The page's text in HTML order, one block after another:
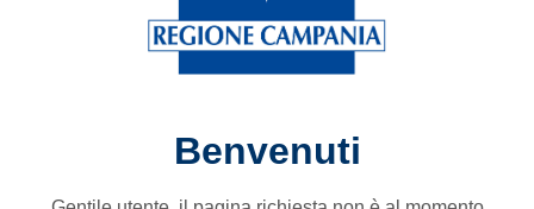
Benvenuti